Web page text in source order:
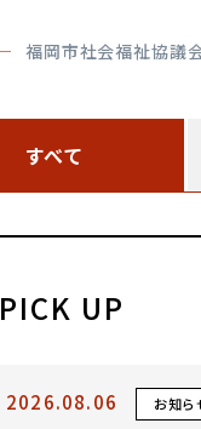
福岡市社会福祉協議
すべて
PICK UP
2026.08.06 お知ら